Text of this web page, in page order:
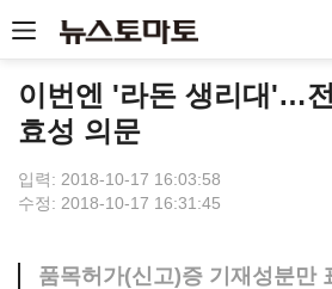
이번엔 '라돈 생리대'…
효성 의문
입력: 2018-10-17 16:03:58
수정: 2018-10-17 16:31:45
품목허가(신고)증 기재성분만